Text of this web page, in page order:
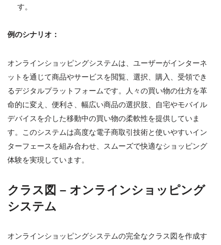
す。
例のシナリオ：
オンラインショッピングシステムは、ユーザーがインターネ
ットを通じて商品やサービスを閲覧、選択、購入、受領でき
るデジタルプラットフォームです。人々の買い物の仕方を革
命的に変え、便利さ、幅広い商品の選択肢、自宅やモバイル
デバイスを介した移動中の買い物の柔軟性を提供していま
す。このシステムは高度な電子商取引技術と使いやすいイン
ターフェースを組み合わせ、スムーズで快適なショッピング
体験を実現しています。
クラス図 – オンラインショッピング
システム
オンラインショッピングシステムの完全なクラス図を作成す